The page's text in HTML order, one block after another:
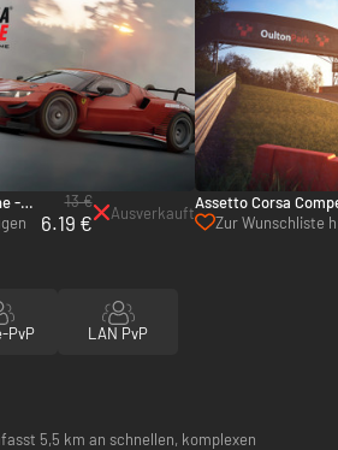
-
-
13 €
6.19 € Ausverkauft
Assetto Corsa
British GT Pack -
Zur Wunschliste
PvP LAN PvP
5,5 km an schnellen, komplexen